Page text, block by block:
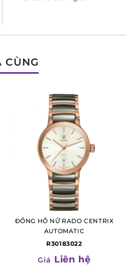
chiếu được trang bị bảo vệ cả
này lên tới 300m, thế nên chủ
CÙNG
ĐỒNG HỒ NỮ RADO CENTRIX
AUTOMATIC
R30183022
Giá Liên hệ